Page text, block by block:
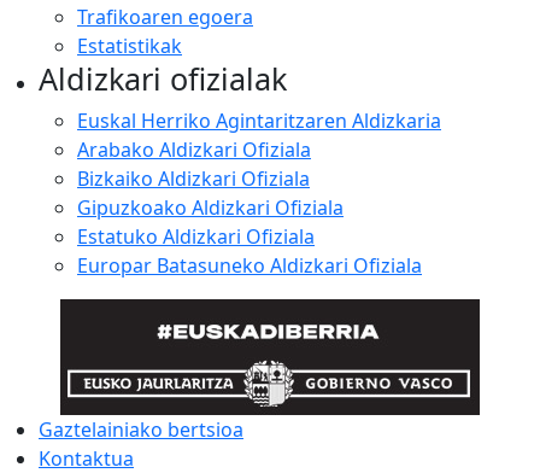
Trafikoaren egoera
Estatistikak
Aldizkari ofizialak
Euskal Herriko Agintaritzaren Aldizkaria
Arabako Aldizkari Ofiziala
Bizkaiko Aldizkari Ofiziala
Gipuzkoako Aldizkari Ofiziala
Estatuko Aldizkari Ofiziala
Europar Batasuneko Aldizkari Ofiziala
Gaztelainiako bertsioa
Kontaktua